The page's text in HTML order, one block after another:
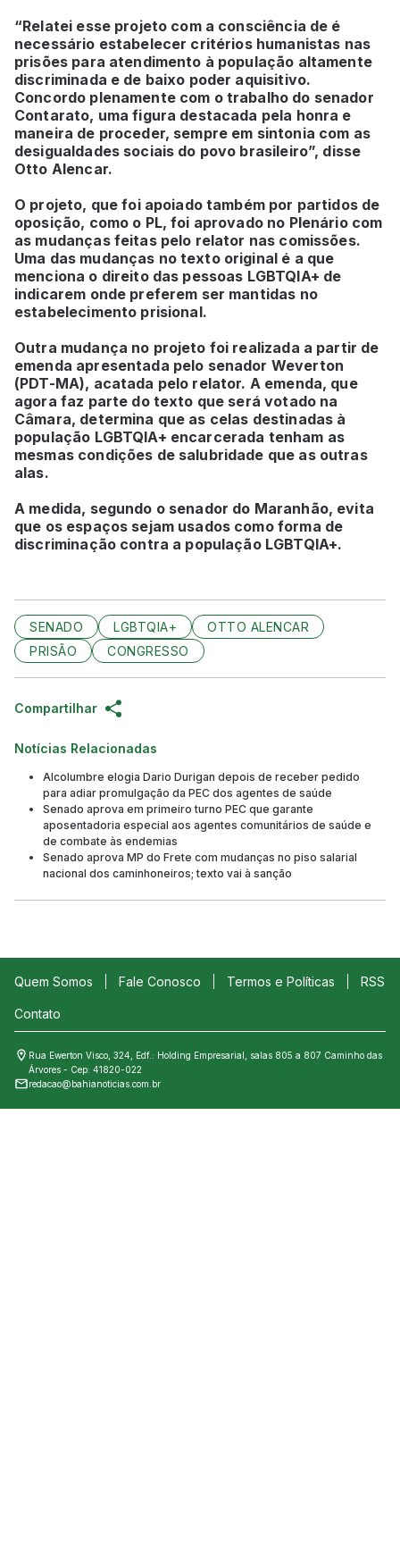
“Relatei esse projeto com a consciência de é
necessário estabelecer critérios humanistas nas
prisões para atendimento à população altamente
discriminada e de baixo poder aquisitivo.
Concordo plenamente com o trabalho do senador
Contarato, uma figura destacada pela honra e
maneira de proceder, sempre em sintonia com as
desigualdades sociais do povo brasileiro”, disse
Otto Alencar.
O projeto, que foi apoiado também por partidos de
oposição, como o PL, foi aprovado no Plenário com
as mudanças feitas pelo relator nas comissões.
Uma das mudanças no texto original é a que
menciona o direito das pessoas LGBTQIA+ de
indicarem onde preferem ser mantidas no
estabelecimento prisional.
Outra mudança no projeto foi realizada a partir de
emenda apresentada pelo senador Weverton
(PDT-MA), acatada pelo relator. A emenda, que
agora faz parte do texto que será votado na
Câmara, determina que as celas destinadas à
população LGBTQIA+ encarcerada tenham as
mesmas condições de salubridade que as outras
alas.
A medida, segundo o senador do Maranhão, evita
que os espaços sejam usados como forma de
discriminação contra a população LGBTQIA+.
SENADO LGBTQIA+
OTTO ALENCAR
PRISÃO
CONGRESSO
Compartilhar
Notícias Relacionadas
Alcolumbre elogia Dario Durigan depois de receber pedido
para adiar promulgação da PEC dos agentes de saúde
Senado aprova em primeiro turno PEC que garante
aposentadoria especial aos agentes comunitários de saúde e
de combate às endemias
Senado aprova MP do Frete com mudanças no piso salarial
nacional dos caminhoneiros; texto vai à sanção
Quem Somos Fale Conosco Termos e Políticas RSS
Contato
Rua Ewerton Visco, 324, Edf.: Holding Empresarial, salas 805 a 807 Caminho das
Árvores - Cep: 41820-022
redacao@bahianoticias.com.br